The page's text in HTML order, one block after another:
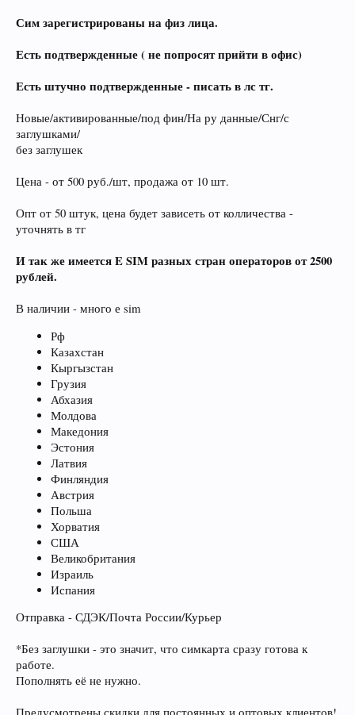
Сим зарегистрированы на физ лица.
Есть подтвержденные ( не попросят прийти в офис)
Есть штучно подтвержденные - писать в лс тг.
Новые/активированные/под фин/На ру данные/Снг/с
заглушками/
без заглушек
Цена - от 500 руб./шт, продажа от 10 шт.
Опт от 50 штук, цена будет зависеть от колличества -
уточнять в тг
И так же имеется E SIM разных стран операторов от 2500
рублей.
В наличии - много е sim
Рф
Казахстан
Кыргызстан
Грузия
Абхазия
Молдова
Македония
Эстония
Латвия
Финляндия
Австрия
Польша
Хорватия
США
Великобритания
Израиль
Испания
Отправка - СДЭК/Почта России/Курьер
*Без заглушки - это значит, что симкарта сразу готова к
работе.
Пополнять её не нужно.